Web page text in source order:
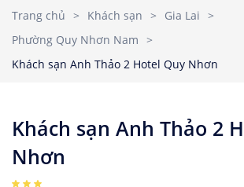
Căn hộ dịch vụ
3 4 5 6
9
10 11
16
17 18 19 20
30
31
Children
Ages 0 - 17
Rooms
Trang chủ > Khách sạn > Gia Lai >
Phường Quy Nhơn Nam >
Khách sạn Anh Thảo 2 Hotel Quy Nhơn
Khách sạn Anh Thảo 2
Nhơn